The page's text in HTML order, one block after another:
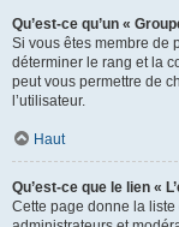
Qu’est-ce qu’un «
Si vous êtes membre de
déterminer le rang et la
peut vous permettre de
l’utilisateur.
Haut
Qu’est-ce que le lien «
Cette page donne la